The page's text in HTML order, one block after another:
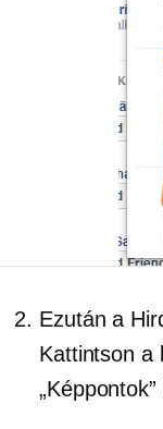
Ezután a
Kattintson a